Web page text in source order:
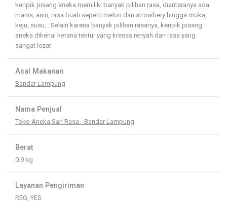
keripik pisang aneka memiliki banyak pilihan rasa, diantaranya ada
manis, asin, rasa buah seperti melon dan strowbery hingga moka,
keju, susu, . Selain karena banyak pilihan rasanya, keripik pisang
aneka dikenal kerana tektur yang kresss renyah dan rasa yang
sangat lezat
Asal Makanan
Bandar Lampung
Nama Penjual
Toko Aneka Sari Rasa - Bandar Lampung
Berat
0.9 kg
Layanan Pengiriman
REG, YES